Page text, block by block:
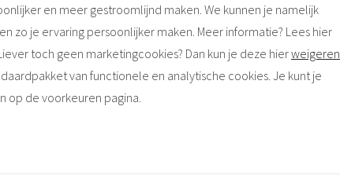
het als onze service aan huis. Daarbij komen we bij u thuis
nergens omkijken naar. Alles wordt voor u geregeld door
Daarbij kunnen we dan alle mogelijkheden
We maken aan het eind een totaalprijs voor de
daar kunt u op vertrouwen. Afspraak is afspraak.
en meer gestroomlijnd maken. We kunnen je namelijk
zo je ervaring persoonlijker maken. Meer informatie? Lees hier
toch geen marketingcookies? Dan kun je deze hierweigeren
van functionele en analytische cookies. Je kunt je
op de voorkeuren pagina.